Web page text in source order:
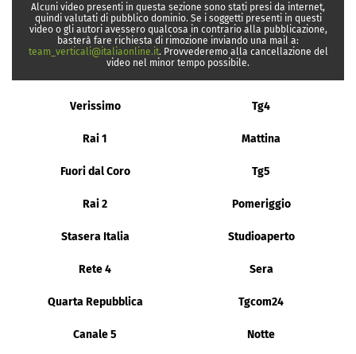
Alcuni video presenti in questa sezione sono stati presi da internet,
quindi valutati di pubblico dominio. Se i soggetti presenti in questi
video o gli autori avessero qualcosa in contrario alla pubblicazione,
basterà fare richiesta di rimozione inviando una mail a:
team_verticali@italiaonline.it. Provvederemo alla cancellazione del
video nel minor tempo possibile.
Verissimo Tg4
Rai 1 Mattina
Fuori dal Coro Tg5
Rai 2 Pomeriggio
Stasera Italia Studioaperto
Rete 4 Sera
Quarta Repubblica Tgcom24
Canale 5 Notte